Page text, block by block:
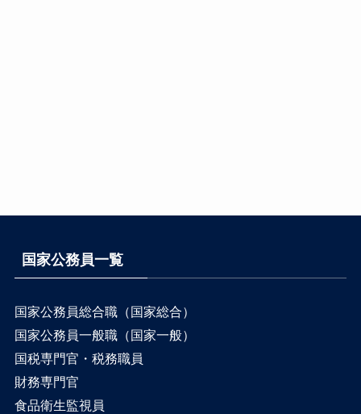
国家公務員一覧
国家公務員総合職（国家総合）
国家公務員一般職（国家一般）
国税専門官・税務職員
財務専門官
食品衛生監視員